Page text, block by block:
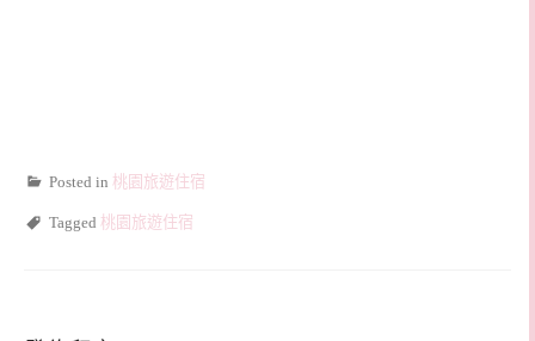
Posted in 桃園旅遊住宿
Tagged 桃園旅遊住宿